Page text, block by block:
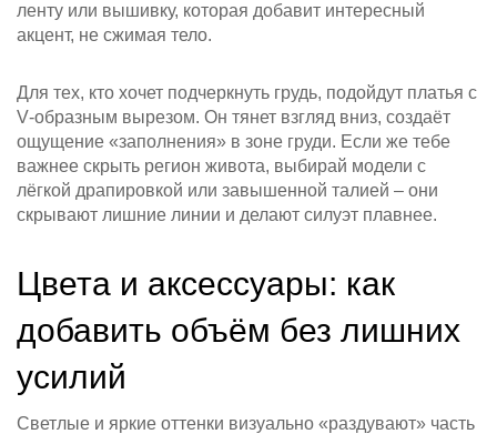
ленту или вышивку, которая добавит интересный
акцент, не сжимая тело.
Для тех, кто хочет подчеркнуть грудь, подойдут платья с
V‑образным вырезом. Он тянет взгляд вниз, создаёт
ощущение «заполнения» в зоне груди. Если же тебе
важнее скрыть регион живота, выбирай модели с
лёгкой драпировкой или завышенной талией – они
скрывают лишние линии и делают силуэт плавнее.
Цвета и аксессуары: как
добавить объём без лишних
усилий
Светлые и яркие оттенки визуально «раздувают» часть